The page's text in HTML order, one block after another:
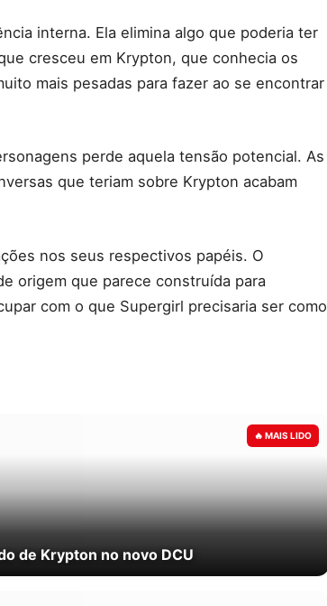
interna. Ela elimina algo que poderia ter
cresceu em Krypton, que conhecia os
mais pesadas para fazer ao se encontrar
perde aquela tensão potencial. As
que teriam sobre Krypton acabam
nos seus respectivos papéis. O
origem que parece construída para
com o que Supergirl precisaria ser como
de Krypton no novo DCU